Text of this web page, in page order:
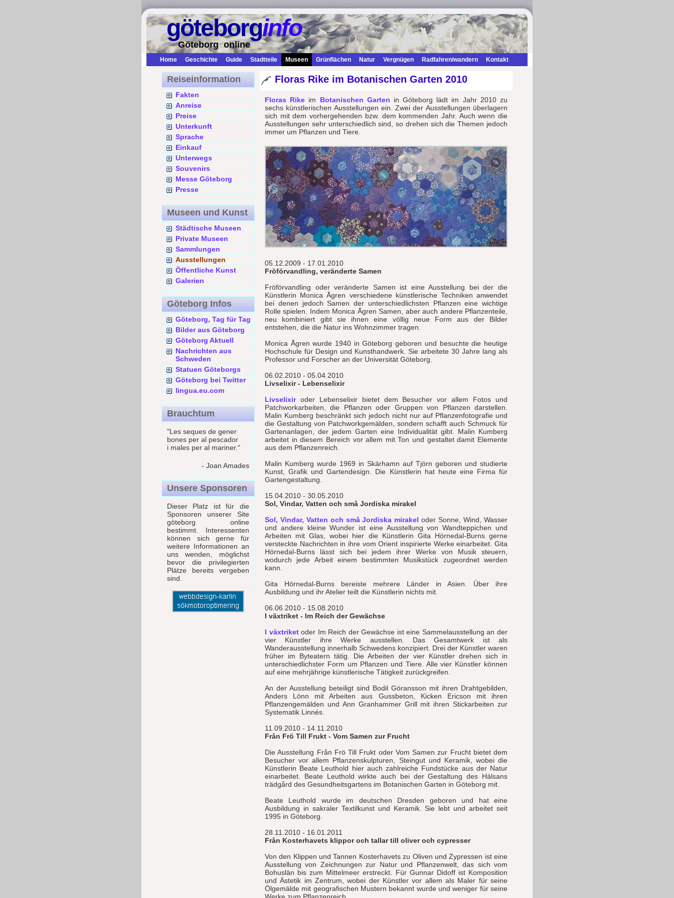
göteborginfo
Göteborg online
Home Geschichte Guide Stadtteile Museen Grünflächen Natur Vergnügen Radfahren/wandern Kontakt
Reiseinformation
Fakten
Anreise
Preise
Unterkunft
Sprache
Einkauf
Unterwegs
Souvenirs
Messe Göteborg
Presse
Museen und Kunst
Städtische Museen
Private Museen
Sammlungen
Ausstellungen
Öffentliche Kunst
Galerien
Göteborg Infos
Göteborg, Tag für Tag
Bilder aus Göteborg
Göteborg Aktuell
Nachrichten aus
Schweden
Statuen Göteborgs
Göteborg bei Twitter
lingua.eu.com
Brauchtum
"Les seques de gener
bones per al pescador
i males per al mariner."
- Joan Amades
Unsere Sponsoren
Dieser Platz ist für die
Sponsoren unserer Site
göteborg online
bestimmt. Interessenten
können sich gerne für
weitere Informationen an
uns wenden, möglichst
bevor die privilegierten
Plätze bereits vergeben
sind.
Floras Rike im Botanischen Garten 2010
Floras Rike im Botanischen Garten in Göteborg lädt im Jahr 2010 zu
sechs künstlerischen Ausstellungen ein. Zwei der Ausstellungen überlagern
sich mit dem vorhergehenden bzw. dem kommenden Jahr. Auch wenn die
Ausstellungen sehr unterschiedlich sind, so drehen sich die Themen jedoch
immer um Pflanzen und Tiere.
05.12.2009 - 17.01.2010
Fröförvandling, veränderte Samen
Fröförvandling oder veränderte Samen ist eine Ausstellung bei der die
Künstlerin Monica Ågren verschiedene künstlerische Techniken anwendet
bei denen jedoch Samen der unterschiedlichsten Pflanzen eine wichtige
Rolle spielen. Indem Monica Ågren Samen, aber auch andere Pflanzenteile,
neu kombiniert gibt sie ihnen eine völlig neue Form aus der Bilder
entstehen, die die Natur ins Wohnzimmer tragen.
Monica Ågren wurde 1940 in Göteborg geboren und besuchte die heutige
Hochschule für Design und Kunsthandwerk. Sie arbeitete 30 Jahre lang als
Professor und Forscher an der Universität Göteborg.
06.02.2010 - 05.04.2010
Livselixir - Lebenselixir
Livselixiroder Lebenselixir bietet dem Besucher vor allem Fotos und
Patchworkarbeiten, die Pflanzen oder Gruppen von Pflanzen darstellen.
Malin Kumberg beschränkt sich jedoch nicht nur auf Pflanzenfotografie und
die Gestaltung von Patchworkgemälden, sondern schafft auch Schmuck für
Gartenanlagen, der jedem Garten eine Individualität gibt. Malin Kumberg
arbeitet in diesem Bereich vor allem mit Ton und gestaltet damit Elemente
aus dem Pflanzenreich.
Malin Kumberg wurde 1969 in Skärhamn auf Tjörn geboren und studierte
Kunst, Grafik und Gartendesign. Die Künstlerin hat heute eine Firma für
Gartengestaltung.
15.04.2010 - 30.05.2010
Sol, Vindar, Vatten och små Jordiska mirakel
Sol, Vindar, Vatten och små Jordiska mirakel oder Sonne, Wind, Wasser
und andere kleine Wunder ist eine Ausstellung von Wandteppichen und
Arbeiten mit Glas, wobei hier die Künstlerin Gita Hörnedal-Burns gerne
versteckte Nachrichten in ihre vom Orient inspirierte Werke einarbeitet. Gita
Hörnedal-Burns lässt sich bei jedem ihrer Werke von Musik steuern,
wodurch jede Arbeit einem bestimmten Musikstück zugeordnet werden
kann.
Gita Hörnedal-Burns bereiste mehrere Länder in Asien. Über ihre
Ausbildung und ihr Atelier teilt die Künstlerin nichts mit.
06.06.2010 - 15.08.2010
I växtriket - Im Reich der Gewächse
I växtriketoder Im Reich der Gewächse ist eine Sammelausstellung an der
vier Künstler ihre Werke ausstellen. Das Gesamtwerk ist als
Wanderausstellung innerhalb Schwedens konzipiert. Drei der Künstler waren
früher im Byteatern tätig. Die Arbeiten der vier Künstler drehen sich in
unterschiedlichster Form um Pflanzen und Tiere. Alle vier Künstler können
auf eine mehrjährige künstlerische Tätigkeit zurückgreifen.
An der Ausstellung beteiligt sind Bodil Göransson mit ihren Drahtgebilden,
Anders Lönn mit Arbeiten aus Gussbeton, Kicken Ericson mit ihren
Pflanzengemälden und Ann Granhammer Grill mit ihren Stickarbeiten zur
Systematik Linnés.
11.09.2010 - 14.11.2010
Från Frö Till Frukt - Vom Samen zur Frucht
Die Ausstellung Från Frö Till Frukt oder Vom Samen zur Frucht bietet dem
Besucher vor allem Pflanzenskulpturen, Steingut und Keramik, wobei die
Künstlerin Beate Leuthold hier auch zahlreiche Fundstücke aus der Natur
einarbeitet. Beate Leuthold wirkte auch bei der Gestaltung des Hälsans
trädgård des Gesundheitsgartens im Botanischen Garten in Göteborg mit.
Beate Leuthold wurde im deutschen Dresden geboren und hat eine
Ausbildung in sakraler Textilkunst und Keramik. Sie lebt und arbeitet seit
1995 in Göteborg.
28.11.2010 - 16.01.2011
Från Kosterhavets klippor och tallar till oliver och cypresser
Von den Klippen und Tannen Kosterhavets zu Oliven und Zypressen ist eine
Ausstellung von Zeichnungen zur Natur und Pflanzenwelt, das sich vom
Bohuslän bis zum Mittelmeer erstreckt. Für Gunnar Didoff ist Komposition
und Ästetik im Zentrum, wobei der Künstler vor allem als Maler für seine
Ölgemälde mit geografischen Mustern bekannt wurde und weniger für seine